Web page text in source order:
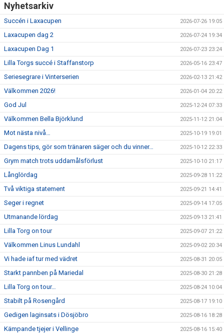
Nyhetsarkiv
Succén i Laxacupen 2026-07-26 19:05
Laxacupen dag 2 2026-07-24 19:34
Laxacupen Dag 1 2026-07-23 23:24
Lilla Torgs succé i Staffanstorp 2026-05-16 23:47
Seriesegrare i Vinterserien 2026-02-13 21:42
Välkommen 2026! 2026-01-04 20:22
God Jul 2025-12-24 07:33
Välkommen Bella Björklund 2025-11-12 21:04
Mot nästa nivå… 2025-10-19 19:01
Dagens tips, gör som tränaren säger och du vinner… 2025-10-12 22:33
Grym match trots uddamålsförlust 2025-10-10 21:17
Långlördag 2025-09-28 11:22
Två viktiga statement 2025-09-21 14:41
Seger i regnet 2025-09-14 17:05
Utmanande lördag 2025-09-13 21:41
Lilla Torg on tour 2025-09-07 21:22
Välkommen Linus Lundahl 2025-09-02 20:34
Vi hade iaf tur med vädret 2025-08-31 20:05
Starkt pannben på Mariedal 2025-08-30 21:28
Lilla Torg on tour… 2025-08-24 10:04
Stabilt på Rosengård 2025-08-17 19:10
Gedigen laginsats i Dösjöbro 2025-08-16 18:28
Kämpande tjejer i Vellinge 2025-08-16 15:40